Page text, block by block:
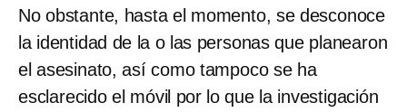
No obstante, hasta el momento, se desconoce
la identidad de la o las personas que planearon
el asesinato, así como tampoco se ha
esclarecido el móvil por lo que la investigación